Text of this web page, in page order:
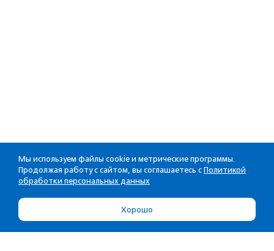
Мы используем файлы cookie и метрические программы.
Продолжая работу с сайтом, вы соглашаетесь с Политикой
обработки персональных данных
Хорошо